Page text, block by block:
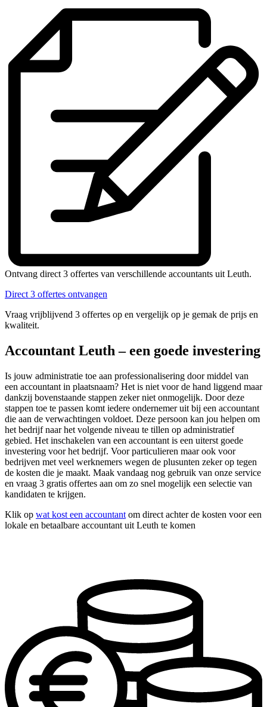
Ontvang direct 3 offertes van verschillende accountants uit Leuth.
Direct 3 offertes ontvangen
Vraag vrijblijvend 3 offertes op en vergelijk op je gemak de prijs en
kwaliteit.
Accountant Leuth – een goede investering
Is jouw administratie toe aan professionalisering door middel van
een accountant in plaatsnaam? Het is niet voor de hand liggend maar
dankzij bovenstaande stappen zeker niet onmogelijk. Door deze
stappen toe te passen komt iedere ondernemer uit bij een accountant
die aan de verwachtingen voldoet. Deze persoon kan jou helpen om
het bedrijf naar het volgende niveau te tillen op administratief
gebied. Het inschakelen van een accountant is een uiterst goede
investering voor het bedrijf. Voor particulieren maar ook voor
bedrijven met veel werknemers wegen de plusunten zeker op tegen
de kosten die je maakt. Maak vandaag nog gebruik van onze service
en vraag 3 gratis offertes aan om zo snel mogelijk een selectie van
kandidaten te krijgen.
Klik op wat kost een accountant om direct achter de kosten voor een
lokale en betaalbare accountant uit Leuth te komen